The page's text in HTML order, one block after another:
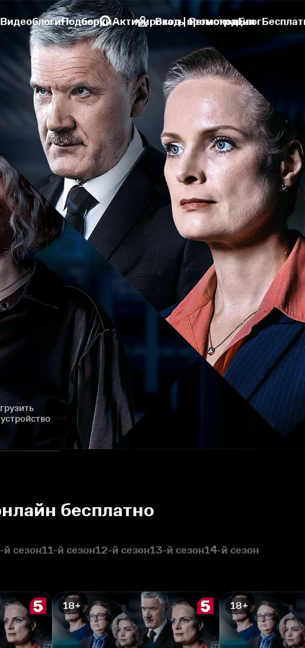
ВидеоблогиПодборкиАктивировать промокодБлог
Вход | Регистрация
бесплатно
й сезон11-й сезон12-й сезон13-й сезон14-й сезон
18+ 18+